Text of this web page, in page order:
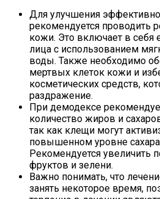
Для улучшения
рекомендуется проводить
кожи. Это включает в
лица с использованием
воды. Также необходимо
мертвых клеток кожи и
косметических средств,
раздражение.
При демодексе
количество жиров и
так как клещи могут
повышенном уровне
Рекомендуется увеличить
фруктов и зелени.
Важно понимать, что
занять некоторое время,